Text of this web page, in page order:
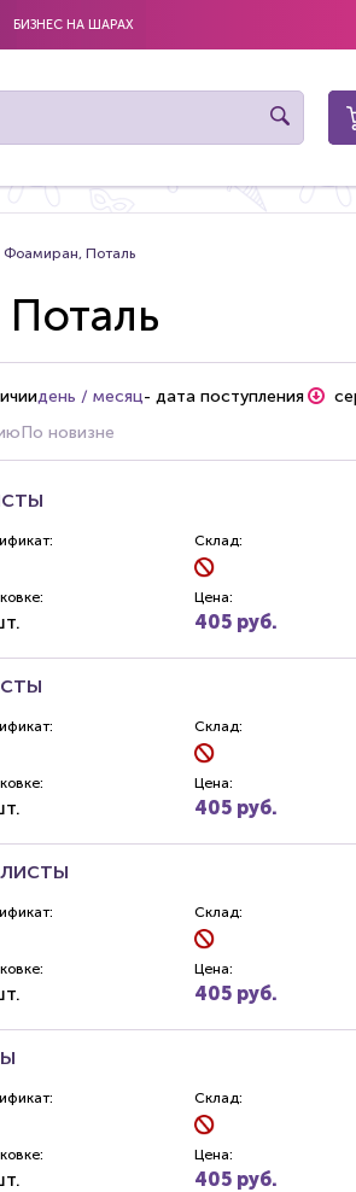
БИЗНЕС НА ШАРАХ
Фоамиран, Поталь
день / месяц- дата поступления
По новизне
Склад:
Цена:
405 руб.
Склад:
Цена:
405 руб.
Склад:
Цена:
405 руб.
Склад:
Цена:
405 руб.